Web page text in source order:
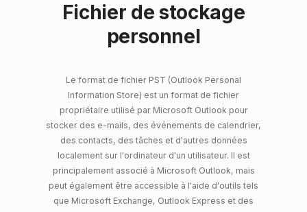
Fichier de stockage
personnel
Le format de fichier PST (Outlook Personal
Information Store) est un format de fichier
propriétaire utilisé par Microsoft Outlook pour
stocker des e-mails, des événements de calendrier,
des contacts, des tâches et d'autres données
localement sur l'ordinateur d'un utilisateur. Il est
principalement associé à Microsoft Outlook, mais
peut également être accessible à l'aide d'outils tels
que Microsoft Exchange, Outlook Express et des